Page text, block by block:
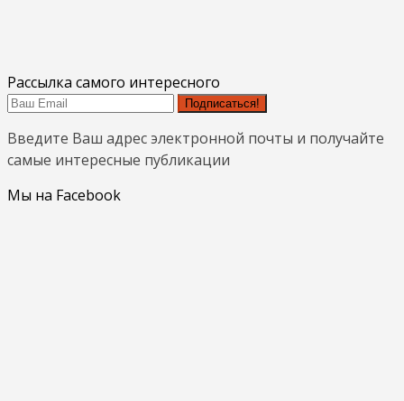
Рассылка самого интересного
Подписаться!
Введите Ваш адрес электронной почты и получайте
самые интересные публикации
Мы на Facebook